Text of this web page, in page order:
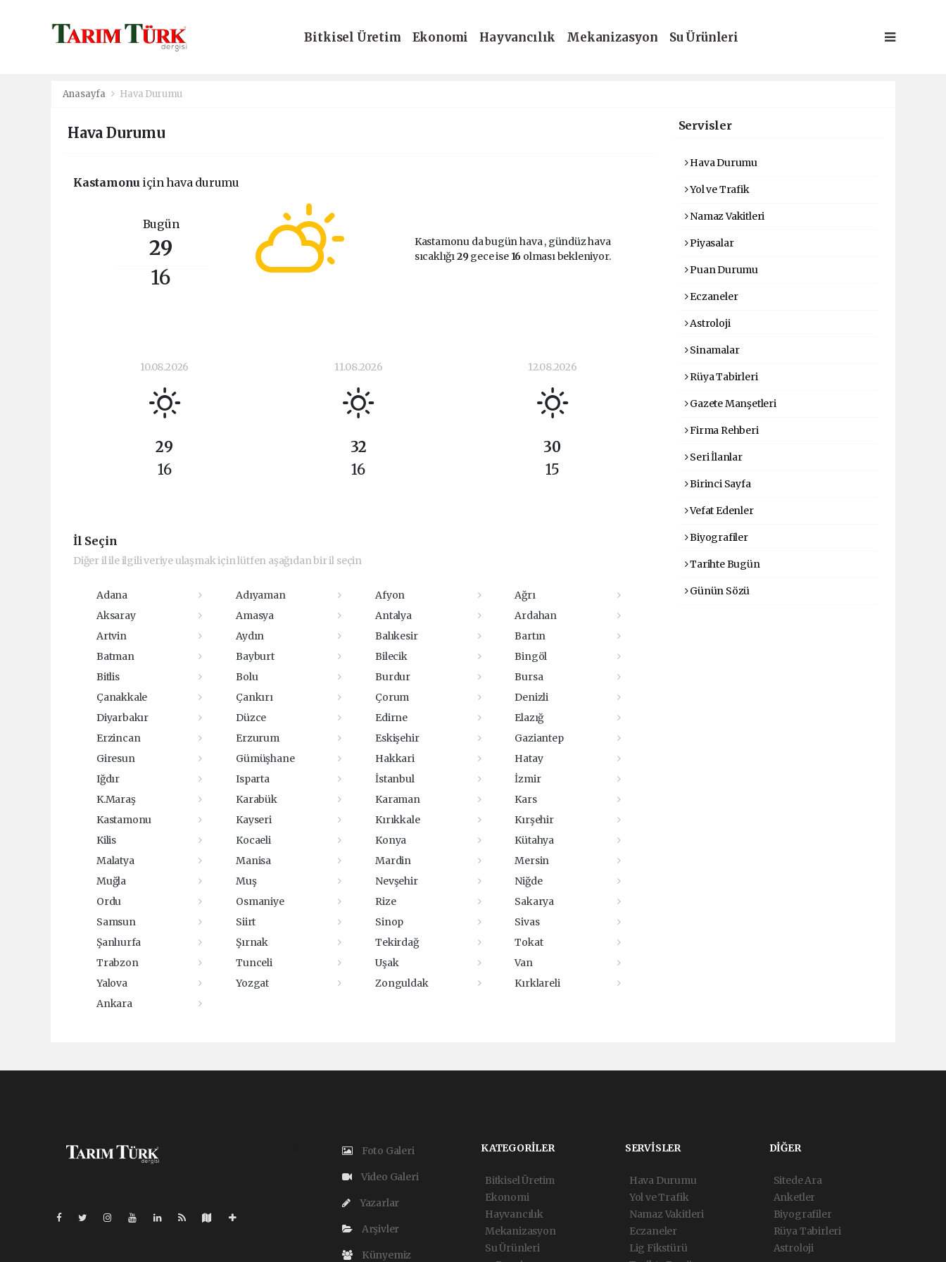
Bitkisel Üretim Ekonomi Hayvancılık Mekanizasyon
Su Ürünleri
Anasayfa Hava Durumu
Hava Durumu
Kastamonu için hava durumu
Bugün
29
16
Kastamonu da bugün hava, gündüz hava
sıcaklığı29gece ise 16 olması bekleniyor.
10.08.2026
29
16
11.08.2026
32
16
12.08.2026
30
15
İl Seçin
Diğer il ile ilgili veriye ulaşmak için lütfen aşağıdan bir il seçin
Adana Adıyaman Afyon
Ağrı
Aksaray
Amasya Antalya
Ardahan
Artvin
Aydın Balıkesir
Bartın
Batman
Bayburt Bilecik
Bingöl
Bitlis
Bolu Burdur
Bursa
Çanakkale
Çankırı Çorum
Denizli
Diyarbakır
Düzce Edirne
Elazığ
Erzincan
Erzurum Eskişehir
Gaziantep
Giresun
Gümüşhane Hakkari
Hatay
Iğdır
Isparta İstanbul
İzmir
K.Maraş
Karabük Karaman
Kars
Kastamonu
Kayseri Kırıkkale
Kırşehir
Kilis
Kocaeli Konya
Kütahya
Malatya
Manisa Mardin
Mersin
Muğla
Muş Nevşehir
Niğde
Ordu
Osmaniye Rize
Sakarya
Samsun
Siirt Sinop
Sivas
Şanlıurfa
Şırnak Tekirdağ
Tokat
Trabzon
Tunceli Uşak
Van
Yalova
Yozgat Zonguldak
Kırklareli
Ankara
Servisler
Hava Durumu
Yol ve Trafik
Namaz Vakitleri
Piyasalar
Puan Durumu
Eczaneler
Astroloji
Sinamalar
Rüya Tabirleri
Gazete Manşetleri
Firma Rehberi
Seri İlanlar
Birinci Sayfa
Vefat Edenler
Biyografiler
Tarihte Bugün
Günün Sözü
Foto Galeri
Video Galeri
Yazarlar
Arşivler
Künyemiz
KATEGORİLER
Bitkisel Üretim
Ekonomi
Hayvancılık
Mekanizasyon
Su Ürünleri
SERVİSLER
Hava Durumu
Yol ve Trafik
Namaz Vakitleri
Eczaneler
Lig Fikstürü
DİĞER
Sitede Ara
Anketler
Biyografiler
Rüya Tabirleri
Astroloji